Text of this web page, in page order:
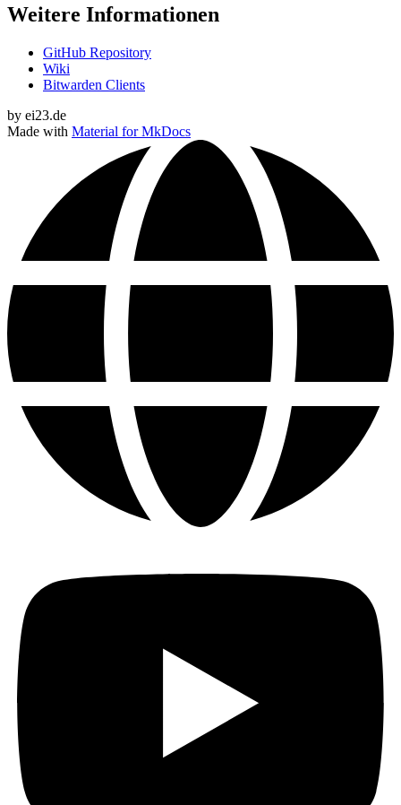
Weitere Informationen
GitHub Repository
Wiki
Bitwarden Clients
by ei23.de
Made with Material for MkDocs